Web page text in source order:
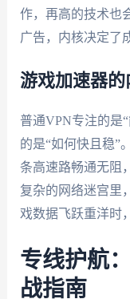
作，再高的技术也
广告，内核决定了
游戏加速器的
普通VPN专注的是
的是“如何快且稳”
条高速路畅通无阻
复杂的网络迷宫里
戏数据飞跃重洋时
专线护航
战指南